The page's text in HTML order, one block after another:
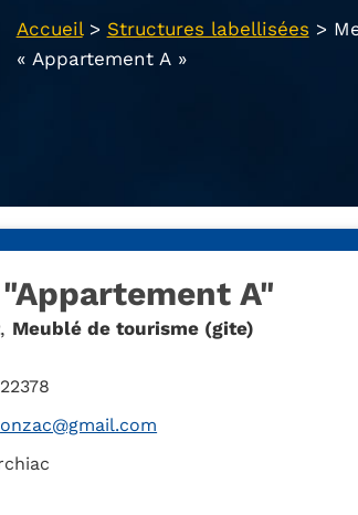
Accueil> Structures labellisées >
« Appartement A »
A"
, Meublé de tourisme (gite)